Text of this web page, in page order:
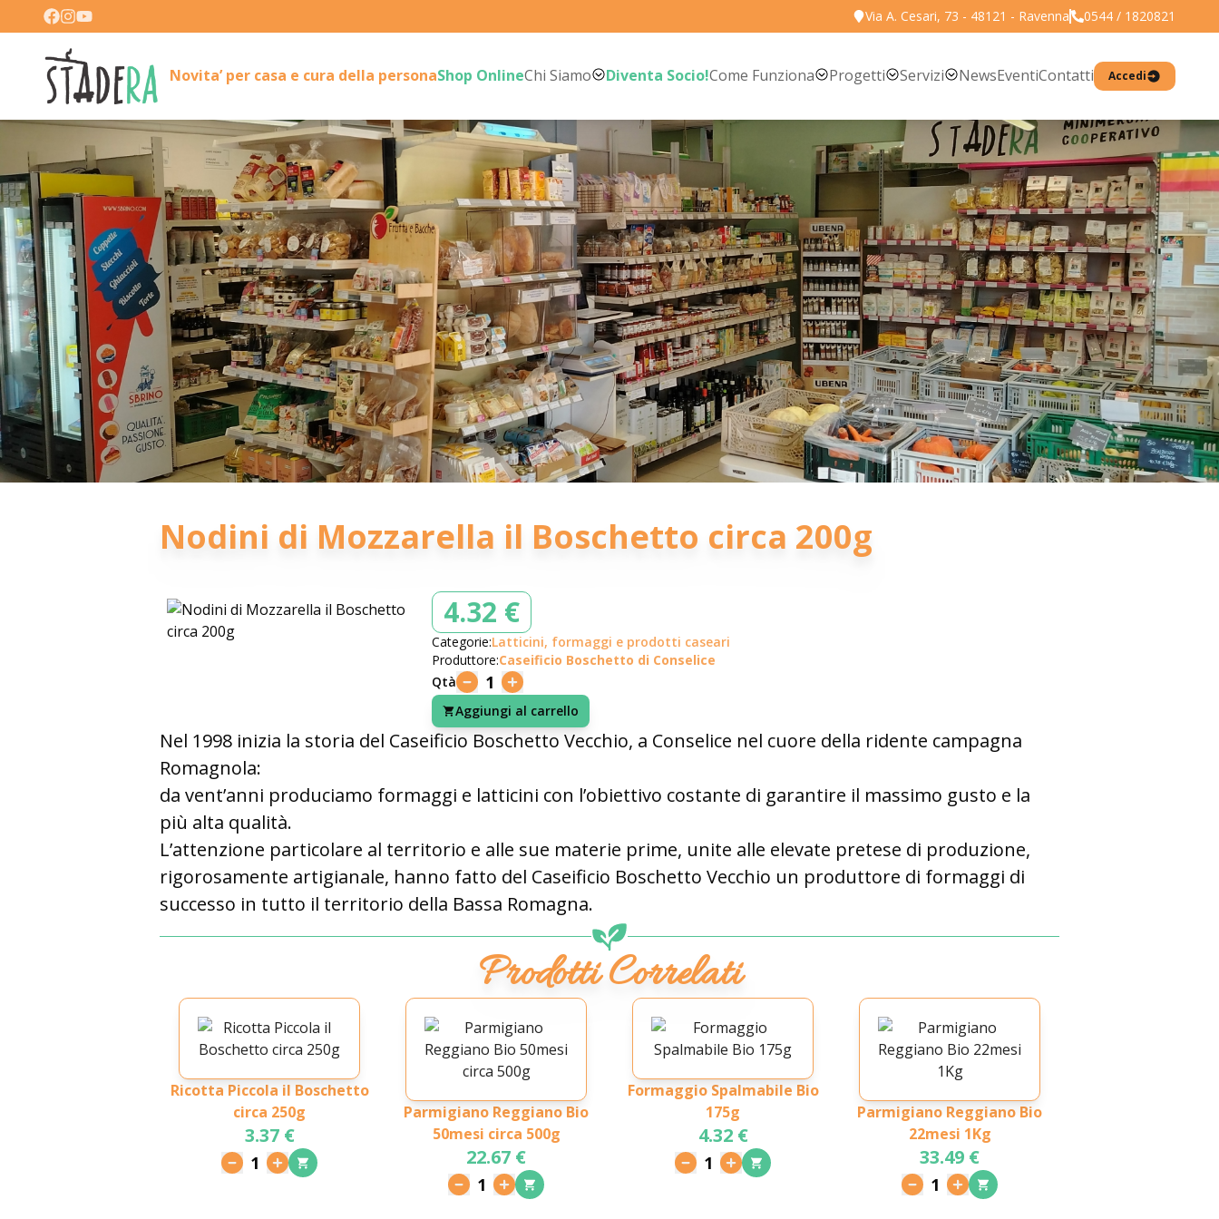
Via A. Cesari, 73 - 48121 - Ravenna 0544 / 1820821
Novita’ per casa e cura della personaShop OnlineChi Siamo Diventa Socio!Come Funziona Progetti Servizi NewsEventiContatti Accedi
Nodini di Mozzarella il Boschetto circa 200g
4.32 €
Categorie:Latticini, formaggi e prodotti caseari
Produttore:Caseificio Boschetto di Conselice
Qtà
1
Aggiungi al carrello
Nel 1998 inizia la storia del Caseificio Boschetto Vecchio, a Conselice nel cuore della ridente campagna
Romagnola:
da vent’anni produciamo formaggi e latticini con l’obiettivo costante di garantire il massimo gusto e la
più alta qualità.
L’attenzione particolare al territorio e alle sue materie prime, unite alle elevate pretese di produzione,
rigorosamente artigianale, hanno fatto del Caseificio Boschetto Vecchio un produttore di formaggi di
successo in tutto il territorio della Bassa Romagna.
Prodotti Correlati
Ricotta Piccola il Boschetto
circa 250g
3.37 €
1
Parmigiano Reggiano Bio
50mesi circa 500g
22.67 €
1
Formaggio Spalmabile Bio
175g
4.32 €
1
Parmigiano Reggiano Bio
22mesi 1Kg
33.49 €
1